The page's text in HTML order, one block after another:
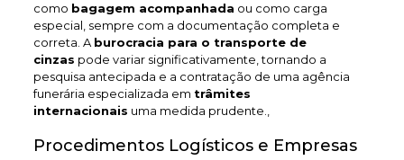
como bagagem acompanhada ou como carga
especial, sempre com a documentação completa e
correta. A burocracia para o transporte de
cinzas pode variar significativamente, tornando a
pesquisa antecipada e a contratação de uma agência
funerária especializada em trâmites
internacionais uma medida prudente.,
Procedimentos Logísticos e Empresas